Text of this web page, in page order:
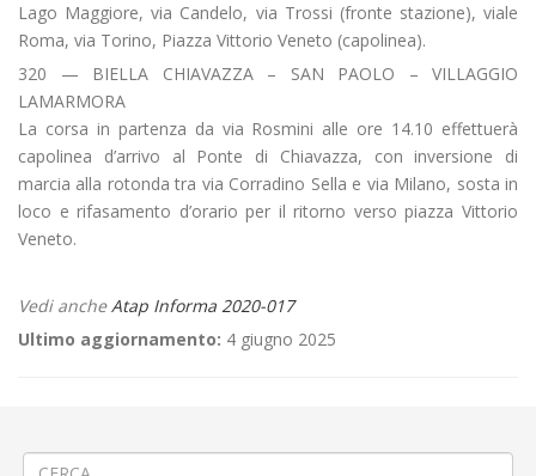
Lago Maggiore, via Candelo, via Trossi (fronte stazione), viale
Roma, via Torino, Piazza Vittorio Veneto (capolinea).
320 — BIELLA CHIAVAZZA – SAN PAOLO – VILLAGGIO
LAMARMORA
La corsa in partenza da via Rosmini alle ore 14.10 effettuerà
capolinea d’arrivo al Ponte di Chiavazza, con inversione di
marcia alla rotonda tra via Corradino Sella e via Milano, sosta in
loco e rifasamento d’orario per il ritorno verso piazza Vittorio
Veneto.
Vedi ancheAtap Informa 2020-017
Ultimo aggiornamento: 4 giugno 2025